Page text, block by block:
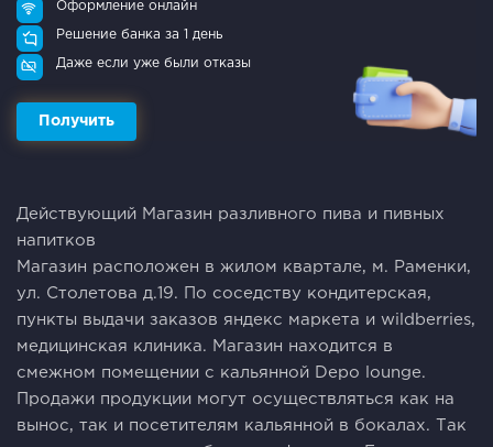
Оформление онлайн
Решение банка за 1 день
Даже если уже были отказы
Получить
Действующий Магазин разливного пива и пивных
напитков
Магазин расположен в жилом квартале, м. Раменки,
ул. Столетова д.19. По соседству кондитерская,
пункты выдачи заказов яндекс маркета и wildberries,
медицинская клиника. Магазин находится в
смежном помещении с кальянной Depo lounge.
Продажи продукции могут осуществляться как на
вынос, так и посетителям кальянной в бокалах. Так